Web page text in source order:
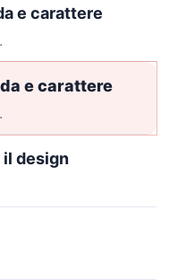
e carattere
e carattere
il design